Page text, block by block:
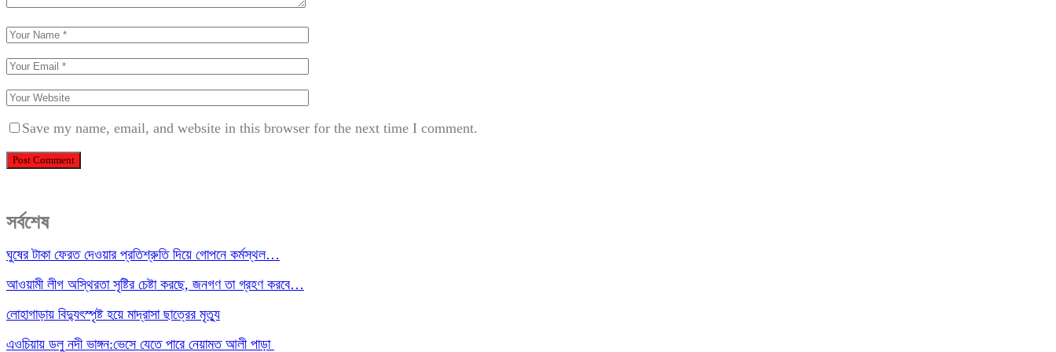
Save my name, email, and website in this browser for the next time I comment.
সর্বশেষ
ঘুষের টাকা ফেরত দেওয়ার প্রতিশ্রুতি দিয়ে গোপনে কর্মস্থল…
আওয়ামী লীগ অস্থিরতা সৃষ্টির চেষ্টা করছে, জনগণ তা গ্রহণ করবে…
লোহাগাড়ায় বিদ্যুৎস্পৃষ্ট হয়ে মাদ্রাসা ছাত্রের মৃত্যু
এওচিয়ায় ডলু নদী ভাঙ্গন:ভেসে যেতে পারে নেয়ামত আলী পাড়া